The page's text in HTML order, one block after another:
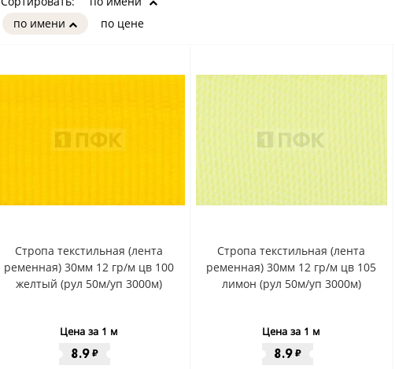
по имени
по цене
Стропа текстильная (лента
ременная) 30мм 12 гр/м цв 100
желтый (рул 50м/уп 3000м)
Цена за 1 м
8.9₽
Стропа текстильная (лента
ременная) 30мм 12 гр/м цв 105
лимон (рул 50м/уп 3000м)
Цена за 1 м
8.9₽